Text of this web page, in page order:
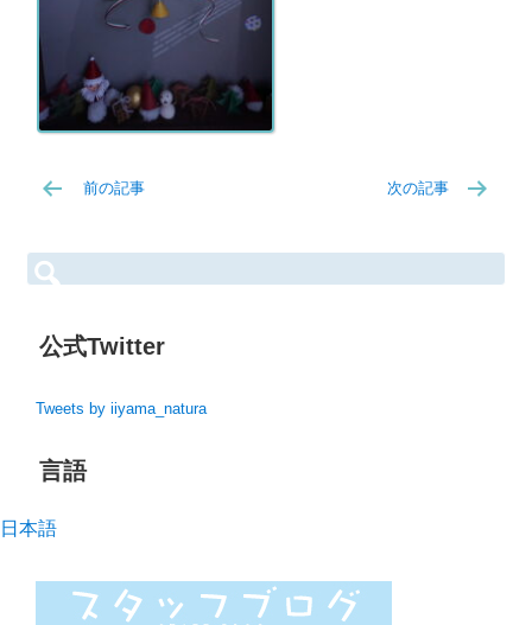
前の記事 次の記事
検
索:
公式Twitter
Tweets by iiyama_natura
言語
日本語